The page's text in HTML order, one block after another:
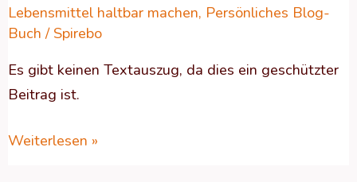
Lebensmittel haltbar machen, Persönliches Blog-
Buch / Spirebo
Es gibt keinen Textauszug, da dies ein geschützter
Beitrag ist.
Weiterlesen »